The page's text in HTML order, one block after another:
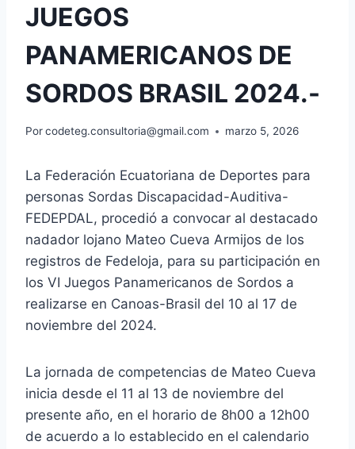
JUEGOS
PANAMERICANOS DE
SORDOS BRASIL 2024.-
Porcodeteg.consultoria@gmail.com marzo 5, 2026
La Federación Ecuatoriana de Deportes para
personas Sordas Discapacidad-Auditiva-
FEDEPDAL, procedió a convocar al destacado
nadador lojano Mateo Cueva Armijos de los
registros de Fedeloja, para su participación en
los VI Juegos Panamericanos de Sordos a
realizarse en Canoas-Brasil del 10 al 17 de
noviembre del 2024.
La jornada de competencias de Mateo Cueva
inicia desde el 11 al 13 de noviembre del
presente año, en el horario de 8h00 a 12h00
de acuerdo a lo establecido en el calendario